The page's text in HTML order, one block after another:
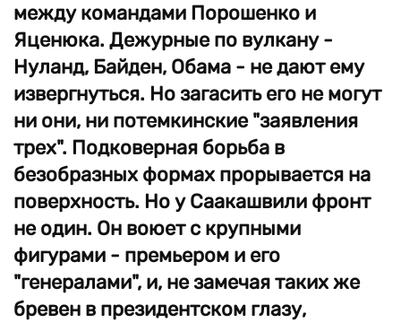
между командами Порошенко и
Яценюка. Дежурные по вулкану -
Нуланд, Байден, Обама - не дают ему
извергнуться. Но загасить его не могут
ни они, ни потемкинские "заявления
трех". Подковерная борьба в
безобразных формах прорывается на
поверхность. Но у Саакашвили фронт
не один. Он воюет с крупными
фигурами - премьером и его
"генералами", и, не замечая таких же
бревен в президентском глазу,